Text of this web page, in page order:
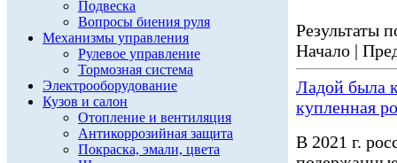
Подвеска
Вопросы биения руля
Механизмы управления
Рулевое управление
Тормозная система
Электрооборудование
Кузов и салон
Отопление и вентиляция
Антикоррозийная защита
Покраска, эмали, цвета
Результаты
Начало |
Ладой была
купленная
В 2021 г.